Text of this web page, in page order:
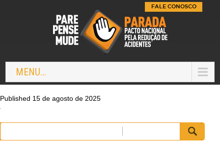
MENU...
FALE CONOSCO
Published 15 de agosto de 2025
Pesquisar
por: